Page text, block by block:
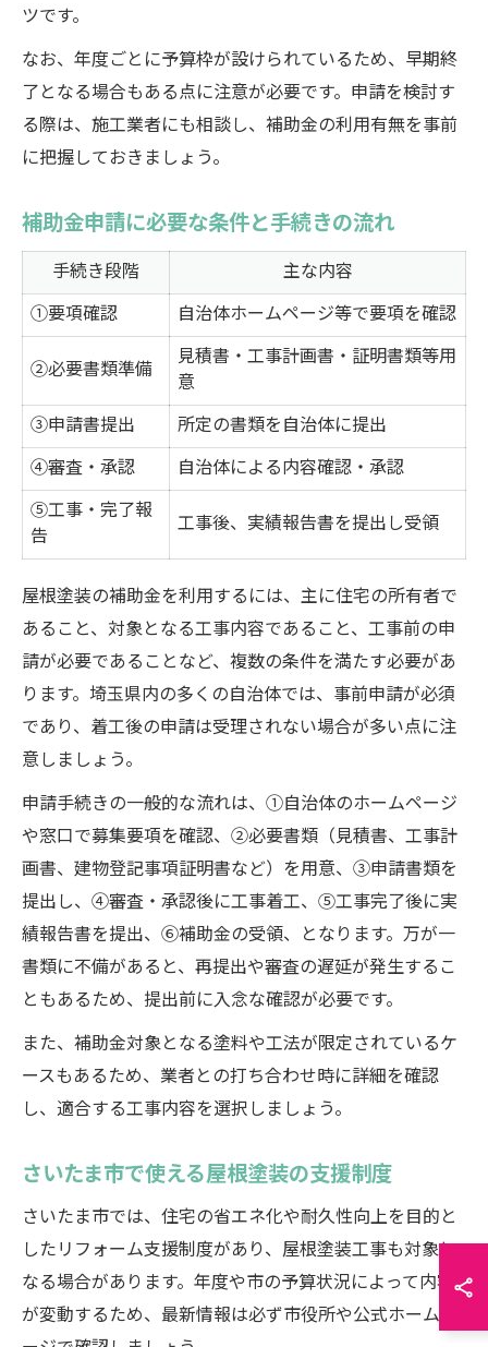
ツです。
なお、年度ごとに予算枠が設けられているため、早期終
了となる場合もある点に注意が必要です。申請を検討す
る際は、施工業者にも相談し、補助金の利用有無を事前
に把握しておきましょう。
補助金申請に必要な条件と手続きの流れ
手続き段階
主な内容
①要項確認
自治体ホームページ等で要項を確認
②必要書類準備
見積書・工事計画書・証明書類等用
意
③申請書提出
所定の書類を自治体に提出
④審査・承認
自治体による内容確認・承認
⑤工事・完了報
告
工事後、実績報告書を提出し受領
屋根塗装の補助金を利用するには、主に住宅の所有者で
あること、対象となる工事内容であること、工事前の申
請が必要であることなど、複数の条件を満たす必要があ
ります。埼玉県内の多くの自治体では、事前申請が必須
であり、着工後の申請は受理されない場合が多い点に注
意しましょう。
申請手続きの一般的な流れは、①自治体のホームページ
や窓口で募集要項を確認、②必要書類（見積書、工事計
画書、建物登記事項証明書など）を用意、③申請書類を
提出し、④審査・承認後に工事着工、⑤工事完了後に実
績報告書を提出、⑥補助金の受領、となります。万が一
書類に不備があると、再提出や審査の遅延が発生するこ
ともあるため、提出前に入念な確認が必要です。
また、補助金対象となる塗料や工法が限定されているケ
ースもあるため、業者との打ち合わせ時に詳細を確認
し、適合する工事内容を選択しましょう。
さいたま市で使える屋根塗装の支援制度
さいたま市では、住宅の省エネ化や耐久性向上を目的と
したリフォーム支援制度があり、屋根塗装工事も対象と
なる場合があります。年度や市の予算状況によって内容
が変動するため、最新情報は必ず市役所や公式ホームペ